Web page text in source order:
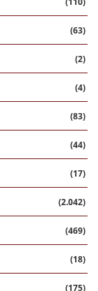
(63)
(2)
(4)
(83)
(44)
(17)
(2.042)
(469)
(18)
(175)